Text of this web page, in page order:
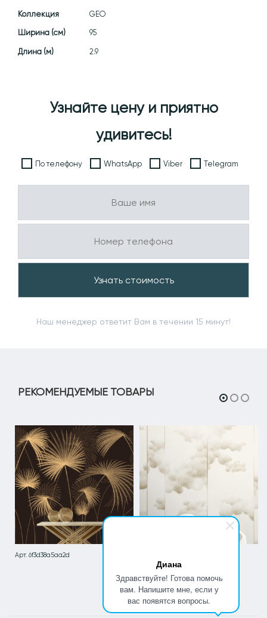
Диана
Здравствуйте! Готова помочь
вам. Напишите мне, если у
вас появятся вопросы.
Коллекция GEO
Ширина (см) 95
Длина (м) 2.9
Узнайте цену и приятно
удивитесь!
По телефону WhatsApp Viber Telegram
Наш менеджер ответит Вам в течении 15 минут!
РЕКОМЕНДУЕМЫЕ ТОВАРЫ
Арт. 6f3d38a5aa2d